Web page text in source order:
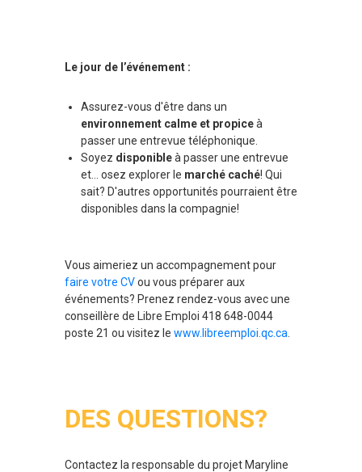
Le jour de l’événement :
Assurez-vous d'être dans un
environnement calme et propiceà
passer une entrevue téléphonique.
Soyez disponibleà passer une entrevue
et… osez explorer le marché caché! Qui
sait? D'autres opportunités pourraient être
disponibles dans la compagnie!
Vous aimeriez un accompagnement pour
faire votre CVou vous préparer aux
événements? Prenez rendez-vous avec une
conseillère de Libre Emploi 418 648-0044
poste 21 ou visitez le www.libreemploi.qc.ca
DES QUESTIONS?
Contactez la responsable du projet Maryline